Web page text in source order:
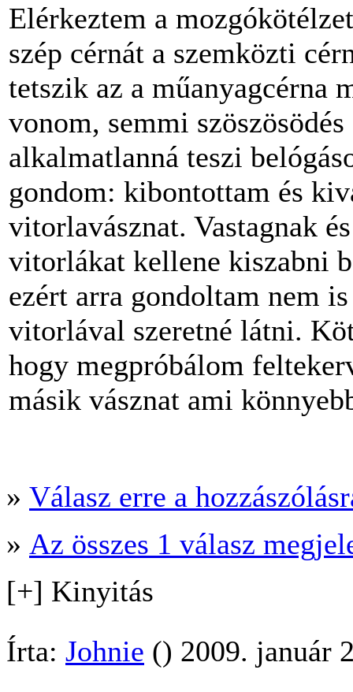
Elérkeztem a
szép cérnát a szemközti
tetszik az a műanyagcérna
vonom, semmi
alkalmatlanná teszi
gondom: kibontottam és
vitorlavásznat. Vastagnak
vitorlákat kellene kiszabni
ezért arra gondoltam nem
vitorlával szeretné látni.
hogy megpróbálom
másik vásznat ami
» Válasz erre a
» Az összes 1 válasz
[+] Kinyitás
Írta: Johnie () 2009. január